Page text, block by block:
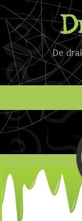
De
Naar de inhoud springen